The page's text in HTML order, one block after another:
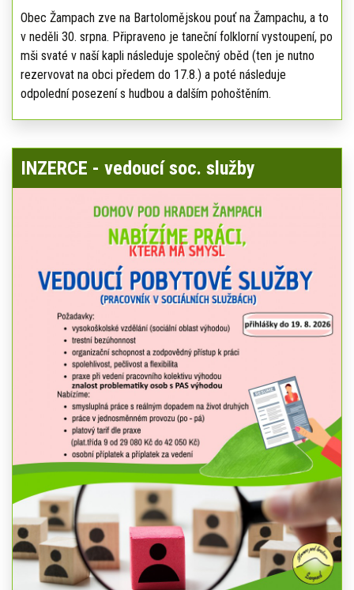
Obec Žampach zve na Bartolomějskou pouť na Žampachu, a to
v neděli 30. srpna. Připraveno je taneční folklorní vystoupení, po
mši svaté v naší kapli následuje společný oběd (ten je nutno
rezervovat na obci předem do 17.8.) a poté následuje
odpolední posezení s hudbou a dalším pohoštěním.
INZERCE - vedoucí soc. služby